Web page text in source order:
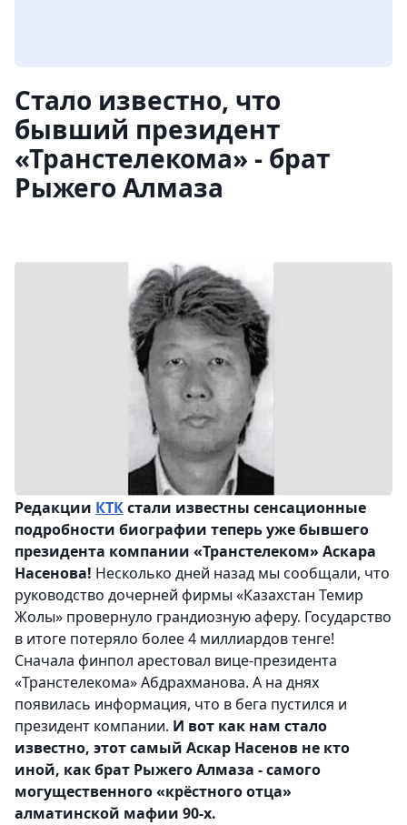
Стало известно, что
бывший президент
«Транстелекома» - брат
Рыжего Алмаза
Редакции КТКстали известны сенсационные
подробности биографии теперь уже бывшего
президента компании «Транстелеком» Аскара
Насенова! Несколько дней назад мы сообщали, что
руководство дочерней фирмы «Казахстан Темир
Жолы» провернуло грандиозную аферу. Государство
в итоге потеряло более 4 миллиардов тенге!
Сначала финпол арестовал вице-президента
«Транстелекома» Абдрахманова. А на днях
появилась информация, что в бега пустился и
президент компании. И вот как нам стало
известно, этот самый Аскар Насенов не кто
иной, как брат Рыжего Алмаза - самого
могущественного «крёстного отца»
алматинской мафии 90-х.